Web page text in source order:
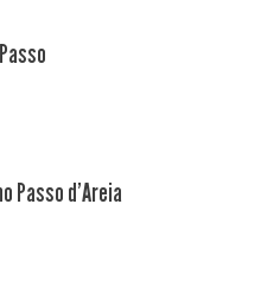
Passo d'Areia